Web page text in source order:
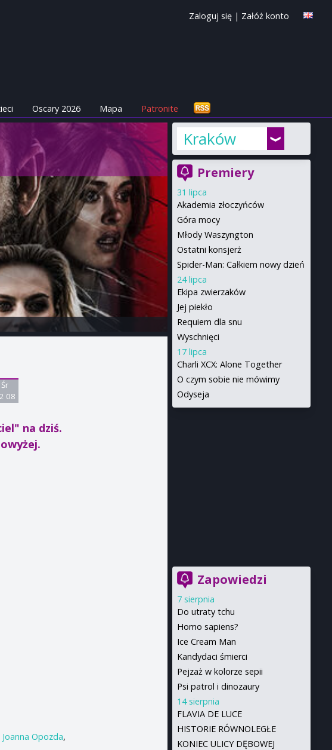
Zaloguj się | Załóż konto
Oscary 2026 Mapa Patronite
Śr
08
na dziś.
Joanna Opozda,
Kraków
Premiery
31 lipca
Akademia złoczyńców
Góra mocy
Młody Waszyngton
Ostatni konsjerż
Spider-Man: Całkiem nowy dzień
24 lipca
Ekipa zwierzaków
Jej piekło
Requiem dla snu
Wyschnięci
17 lipca
Charli XCX: Alone Together
O czym sobie nie mówimy
Odyseja
Zapowiedzi
7 sierpnia
Do utraty tchu
Homo sapiens?
Ice Cream Man
Kandydaci śmierci
Pejzaż w kolorze sepii
Psi patrol i dinozaury
14 sierpnia
FLAVIA DE LUCE
HISTORIE RÓWNOLEGŁE
KONIEC ULICY DĘBOWEJ